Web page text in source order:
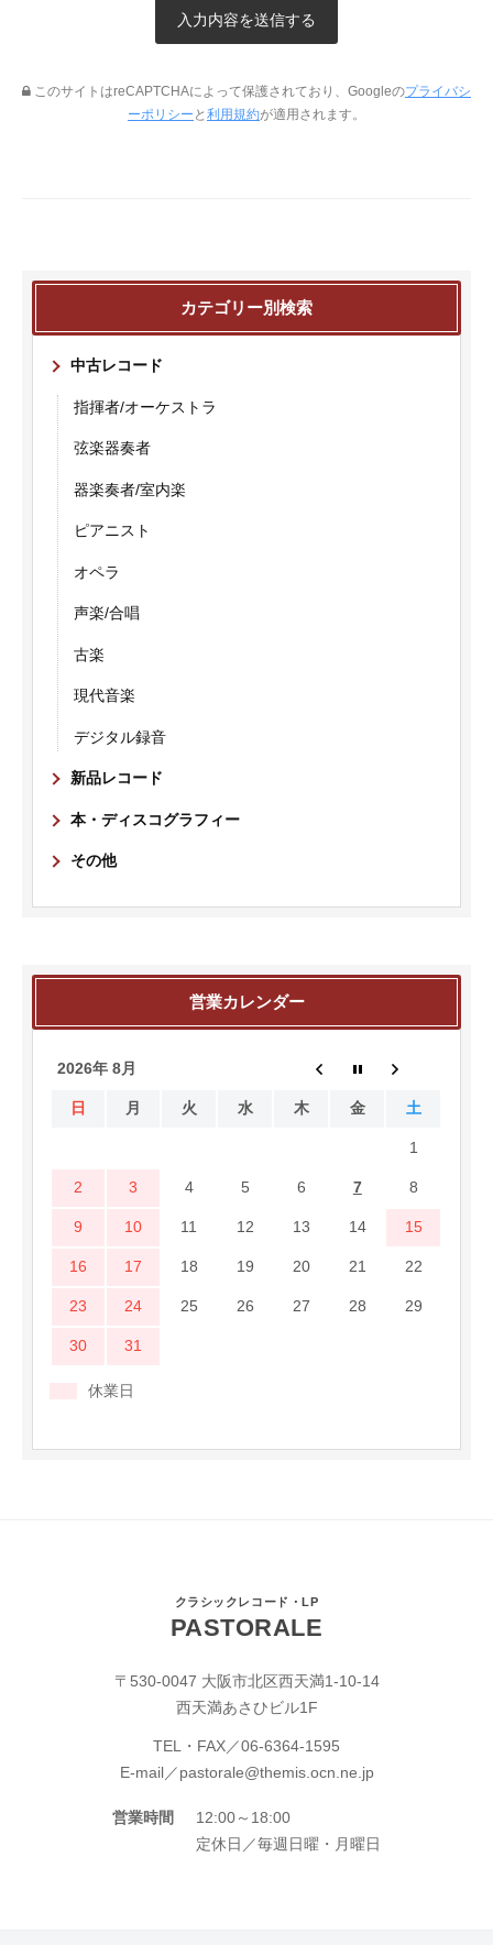
このサイトはreCAPTCHAによって保護されており、Googleのプライバシ
ーポリシー と 利用規約が適用されます。
カテゴリー別検索
中古レコード
指揮者/オーケストラ
弦楽器奏者
器楽奏者/室内楽
ピアニスト
オペラ
声楽/合唱
古楽
現代音楽
デジタル録音
新品レコード
本・ディスコグラフィー
その他
営業カレンダー
2026年 8月
日 月 火 水 木 金 土
1
2 3 4 5 6 7 8
9 10 11 12 13 14 15
16 17 18 19 20 21 22
23 24 25 26 27 28 29
30 31
休業日
クラシックレコード・LP
PASTORALE
〒530-0047 大阪市北区西天満1-10-14
西天満あさひビル1F
TEL・FAX／06-6364-1595
E-mail／ pastorale@themis.ocn.ne.jp
営業時間
12:00～18:00
定休日／毎週日曜・月曜日